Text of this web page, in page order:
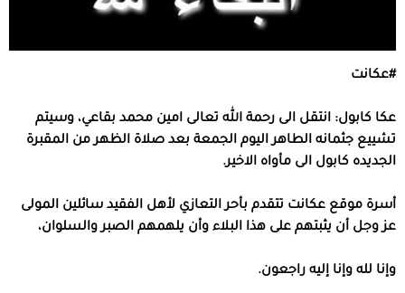
#عكانت
عكا كابول: انتقل الى رحمة الله تعالى امين محمد بقاعي، وسيتم
تشييع جثمانه الطاهر اليوم الجمعة بعد صلاة الظهر من المقبرة
الجديده كابول الى مأواه الاخير.
أسرة موقع عكانت تتقدم بأحر التعازي لأهل الفقيد سائلين المولى
عز وجل أن يثبتهم على هذا البلاء وأن يلهمهم الصبر والسلوان،
وإنا لله وإنا إليه راجعون.